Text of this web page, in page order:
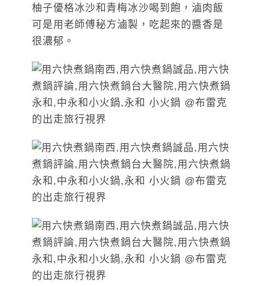
柚子優格冰沙和青梅冰沙喝到飽，滷肉飯
可是用老師傅秘方滷製，吃起來的醬香是
很濃郁。